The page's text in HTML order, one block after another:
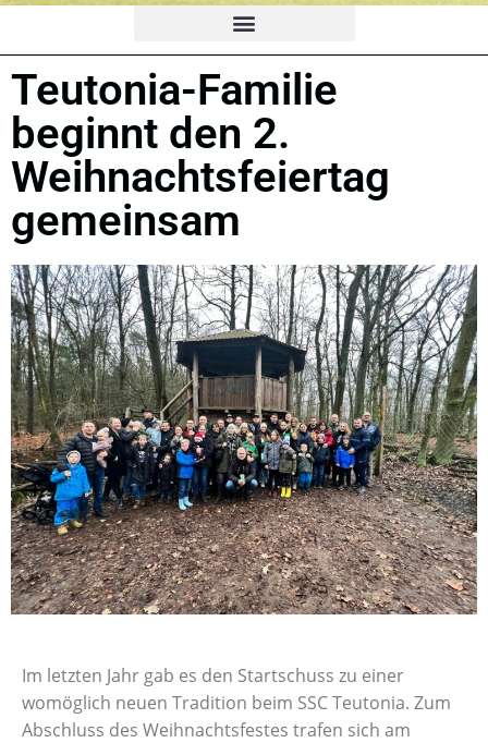
Teutonia-Familie
beginnt den 2.
Weihnachtsfeiertag
gemeinsam
Im letzten Jahr gab es den Startschuss zu einer
womöglich neuen Tradition beim SSC Teutonia. Zum
Abschluss des Weihnachtsfestes trafen sich am